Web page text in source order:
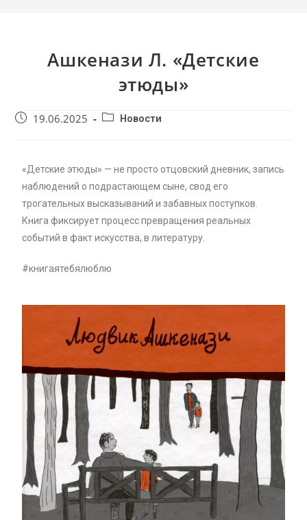
Ашкенази Л. «Детские
этюды»
19.06.2025 Новости
«Детские этюды» — не просто отцовский дневник, запись
наблюдений о подрастающем сыне, свод его
трогательных высказываний и забавных поступков.
Книга фиксирует процесс превращения реальных
событий в факт искусства, в литературу.
#книгаятебялюблю